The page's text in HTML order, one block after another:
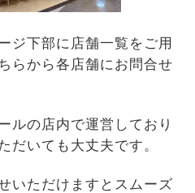
ジ下部に店舗一覧をご用
らから各店舗にお問合せ
ルの店内で運営しており
だいても大丈夫です。
いただけますとスムーズ